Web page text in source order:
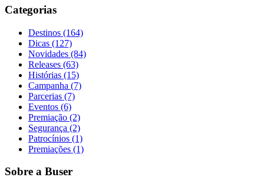
Categorias
Destinos (164)
Dicas (127)
Novidades (84)
Releases (63)
Histórias (15)
Campanha (7)
Parcerias (7)
Eventos (6)
Premiação (2)
Segurança (2)
Patrocínios (1)
Premiações (1)
Sobre a Buser